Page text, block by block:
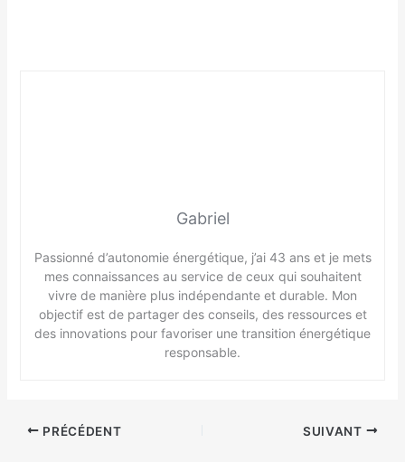
Gabriel
Passionné d’autonomie énergétique, j’ai 43 ans et je mets
mes connaissances au service de ceux qui souhaitent
vivre de manière plus indépendante et durable. Mon
objectif est de partager des conseils, des ressources et
des innovations pour favoriser une transition énergétique
responsable.
PRÉCÉDENT SUIVANT